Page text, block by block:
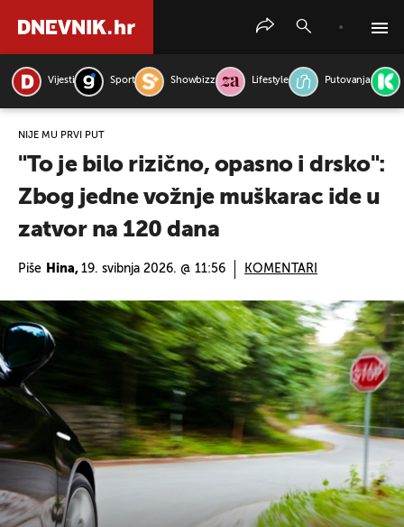
Vijesti Sport Showbizz Lifestyle Putovanja
NIJE MU PRVI PUT
"To je bilo rizično, opasno i drsko":
Zbog jedne vožnje muškarac ide u
zatvor na 120 dana
Piše Hina, 19. svibnja 2026. @ 11:56 KOMENTARI
PRETRAŽITE VIJESTI